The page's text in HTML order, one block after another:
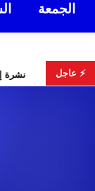
الجمعة
⚡ عاجل
عن هويات الضحايا